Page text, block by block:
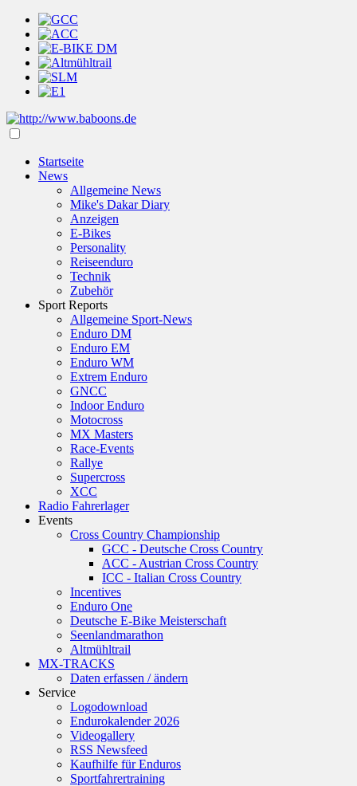
Startseite
News
Allgemeine News
Mike's Dakar Diary
Anzeigen
E-Bikes
Personality
Reiseenduro
Technik
Zubehör
Sport Reports
Allgemeine Sport-News
Enduro DM
Enduro EM
Enduro WM
Extrem Enduro
GNCC
Indoor Enduro
Motocross
MX Masters
Race-Events
Rallye
Supercross
XCC
Radio Fahrerlager
Events
Cross Country Championship
GCC - Deutsche Cross Country
ACC - Austrian Cross Country
ICC - Italian Cross Country
Incentives
Enduro One
Deutsche E-Bike Meisterschaft
Seenlandmarathon
Altmühltrail
MX-TRACKS
Daten erfassen / ändern
Service
Logodownload
Endurokalender 2026
Videogallery
RSS Newsfeed
Kaufhilfe für Enduros
Sportfahrertraining